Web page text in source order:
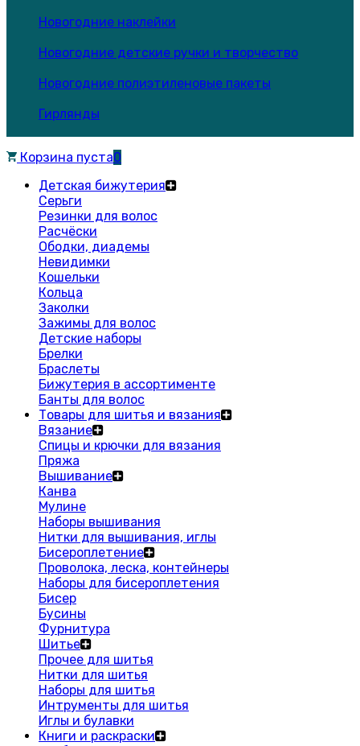
Новогодние наклейки
Новогодние детские ручки и творчество
Новогодние полиэтиленовые пакеты
Гирлянды
Корзина пуста0
Детская бижутерия
Серьги
Резинки для волос
Расчёски
Ободки, диадемы
Невидимки
Кошельки
Кольца
Заколки
Зажимы для волос
Детские наборы
Брелки
Браслеты
Бижутерия в ассортименте
Банты для волос
Товары для шитья и вязания
Вязание
Спицы и крючки для вязания
Пряжа
Вышивание
Канва
Мулине
Наборы вышивания
Нитки для вышивания, иглы
Бисероплетение
Проволока, леска, контейнеры
Наборы для бисероплетения
Бисер
Бусины
Фурнитура
Шитье
Прочее для шитья
Нитки для шитья
Наборы для шитья
Интрументы для шитья
Иглы и булавки
Книги и раскраски